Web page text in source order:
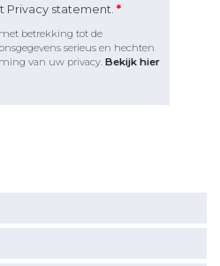
statement. *
betrekking tot de
serieus en hechten
van uw privacy. Bekijk hier